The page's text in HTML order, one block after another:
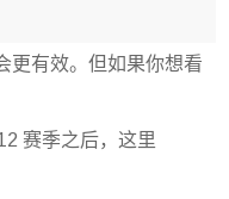
更有效。但如果你想看
赛季之后，这里